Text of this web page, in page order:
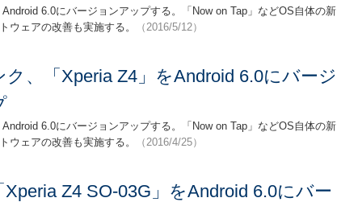
6.0にバージョンアップする。「Now on Tap」などOS自体の新
ウェアの改善も実施する。
（2016/5/12）
ク、「Xperia Z4」をAndroid 6.0にバージ
6.0にバージョンアップする。「Now on Tap」などOS自体の新
ウェアの改善も実施する。
（2016/4/25）
Xperia Z4 SO-03G」をAndroid 6.0にバー